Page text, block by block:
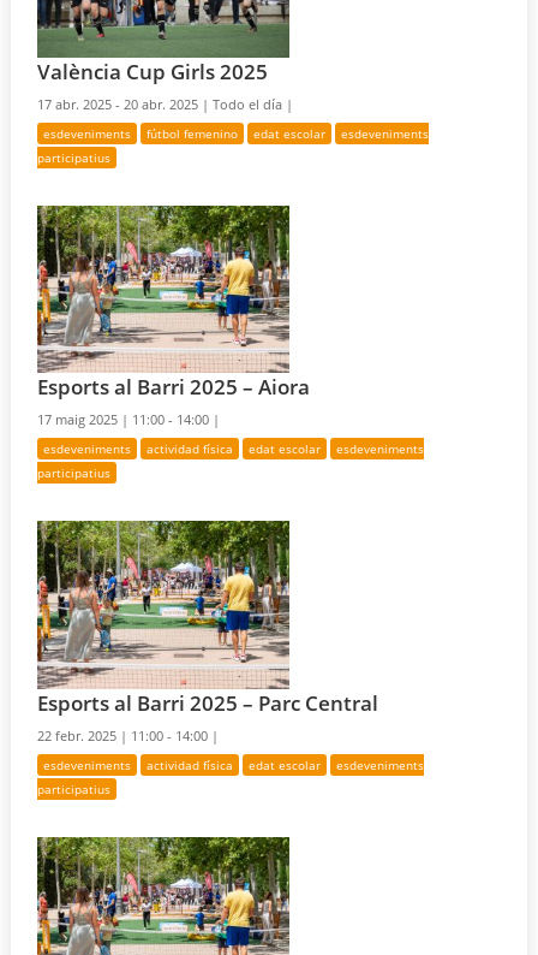
València Cup Girls 2025
17 abr. 2025 - 20 abr. 2025 |Todo el día |
esdeveniments fútbol femenino edat escolar
esdeveniments
participatius
Esports al Barri 2025 – Aiora
17 maig 2025 | 11:00 - 14:00 |
esdeveniments actividad física edat escolar
esdeveniments
participatius
Esports al Barri 2025 – Parc Central
22 febr. 2025 | 11:00 - 14:00 |
esdeveniments actividad física edat escolar
esdeveniments
participatius